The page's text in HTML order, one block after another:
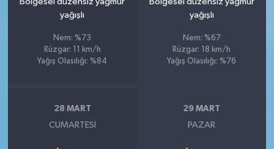
yağışlı
Nem: %73
Rüzgar: 11 km/h
Yağış Olasılığı: %84
yağışlı
Nem: %67
Rüzgar: 18 km/h
Yağış Olasılığı: %76
28 MART
CUMARTESI
29 MART
PAZAR